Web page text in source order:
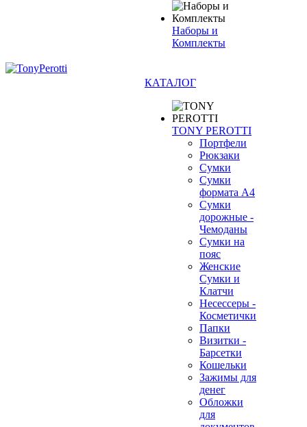
Наборы и
Комплекты
КАТАЛОГ
TONY PEROTTI
Портфели
Рюкзаки
Сумки
Сумки
формата А4
Сумки
дорожные -
Чемоданы
Сумки на
пояс
Женские
Сумки и
Клатчи
Несессеры -
Косметички
Папки
Визитки -
Барсетки
Кошельки
Зажимы для
денег
Обложки
для